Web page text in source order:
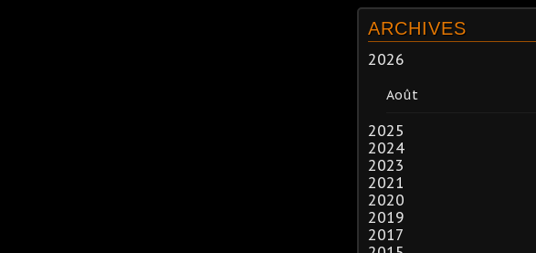
ARCHIVES
2026
Août
2025
2024
2023
2021
2020
2019
2017